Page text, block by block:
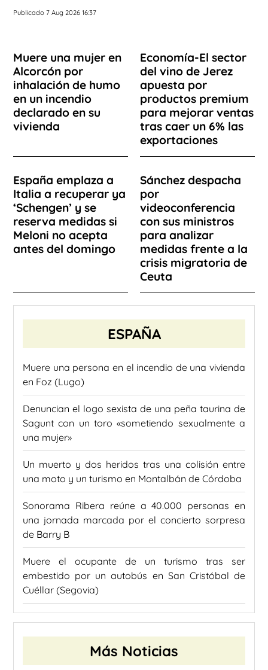
Publicado 7 Aug 2026 16:37
Muere una mujer en
Alcorcón por
inhalación de humo
en un incendio
declarado en su
vivienda
Economía-El sector
del vino de Jerez
apuesta por
productos premium
para mejorar ventas
tras caer un 6% las
exportaciones
España emplaza a
Italia a recuperar ya
‘Schengen’ y se
reserva medidas si
Meloni no acepta
antes del domingo
Sánchez despacha
por
videoconferencia
con sus ministros
para analizar
medidas frente a la
crisis migratoria de
Ceuta
ESPAÑA
Muere una persona en el incendio de una vivienda
en Foz (Lugo)
Denuncian el logo sexista de una peña taurina de
Sagunt con un toro «sometiendo sexualmente a
una mujer»
Un muerto y dos heridos tras una colisión entre
una moto y un turismo en Montalbán de Córdoba
Sonorama Ribera reúne a 40.000 personas en
una jornada marcada por el concierto sorpresa
de Barry B
Muere el ocupante de un turismo tras ser
embestido por un autobús en San Cristóbal de
Cuéllar (Segovia)
Más Noticias